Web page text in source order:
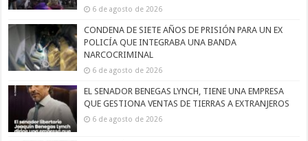
6 de agosto de 2026
CONDENA DE SIETE AÑOS DE PRISIÓN PARA UN EX
POLICÍA QUE INTEGRABA UNA BANDA
NARCOCRIMINAL
6 de agosto de 2026
EL SENADOR BENEGAS LYNCH, TIENE UNA EMPRESA
QUE GESTIONA VENTAS DE TIERRAS A EXTRANJEROS
6 de agosto de 2026